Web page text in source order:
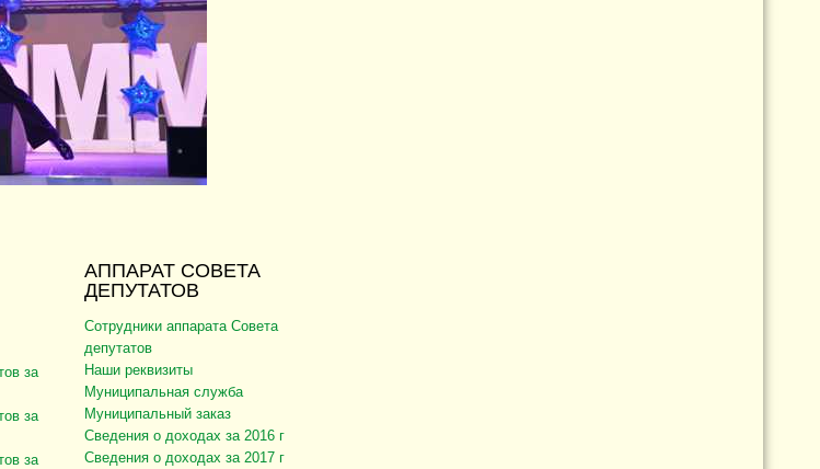
за
за
за
АППАРАТ СОВЕТА
ДЕПУТАТОВ
Сотрудники аппарата Совета
депутатов
Наши реквизиты
Муниципальная служба
Муниципальный заказ
Сведения о доходах за 2016 г
Сведения о доходах за 2017 г